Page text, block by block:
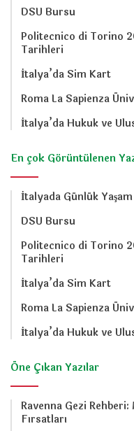
DSU Bursu
Politecnico di Torino
Tarihleri
İtalya’da Sim Kart
Roma La Sapienza
İtalya’da Hukuk ve
En çok Görüntülenen
İtalyada Günlük
DSU Bursu
Politecnico di Torino
Tarihleri
İtalya’da Sim Kart
Roma La Sapienza
İtalya’da Hukuk ve
Öne Çıkan Yazılar
Ravenna Gezi
Fırsatları